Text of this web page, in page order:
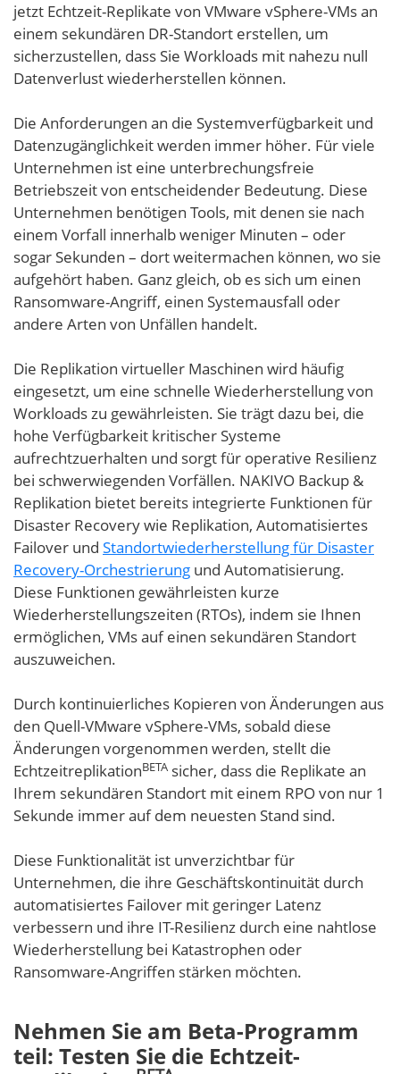
jetzt Echtzeit-Replikate von VMware vSphere-VMs an
einem sekundären DR-Standort erstellen, um
sicherzustellen, dass Sie Workloads mit nahezu null
Datenverlust wiederherstellen können.
Die Anforderungen an die Systemverfügbarkeit und
Datenzugänglichkeit werden immer höher. Für viele
Unternehmen ist eine unterbrechungsfreie
Betriebszeit von entscheidender Bedeutung. Diese
Unternehmen benötigen Tools, mit denen sie nach
einem Vorfall innerhalb weniger Minuten – oder
sogar Sekunden – dort weitermachen können, wo sie
aufgehört haben. Ganz gleich, ob es sich um einen
Ransomware-Angriff, einen Systemausfall oder
andere Arten von Unfällen handelt.
Die Replikation virtueller Maschinen wird häufig
eingesetzt, um eine schnelle Wiederherstellung von
Workloads zu gewährleisten. Sie trägt dazu bei, die
hohe Verfügbarkeit kritischer Systeme
aufrechtzuerhalten und sorgt für operative Resilienz
bei schwerwiegenden Vorfällen. NAKIVO Backup &
Replikation bietet bereits integrierte Funktionen für
Disaster Recovery wie Replikation, Automatisiertes
Failover und Standortwiederherstellung für Disaster
Recovery-Orchestrierung und Automatisierung.
Diese Funktionen gewährleisten kurze
Wiederherstellungszeiten (RTOs), indem sie Ihnen
ermöglichen, VMs auf einen sekundären Standort
auszuweichen.
Durch kontinuierliches Kopieren von Änderungen aus
den Quell-VMware vSphere-VMs, sobald diese
Änderungen vorgenommen werden, stellt die
EchtzeitreplikationBETA sicher, dass die Replikate an
Ihrem sekundären Standort mit einem RPO von nur 1
Sekunde immer auf dem neuesten Stand sind.
Diese Funktionalität ist unverzichtbar für
Unternehmen, die ihre Geschäftskontinuität durch
automatisiertes Failover mit geringer Latenz
verbessern und ihre IT-Resilienz durch eine nahtlose
Wiederherstellung bei Katastrophen oder
Ransomware-Angriffen stärken möchten.
Nehmen Sie am Beta-Programm
teil: Testen Sie die Echtzeit-